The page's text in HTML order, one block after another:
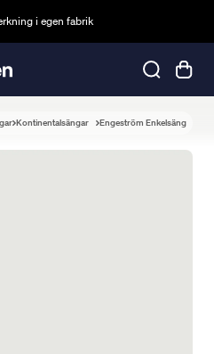
i egen fabrik
Kontinentalsängar Engeström Enkelsäng